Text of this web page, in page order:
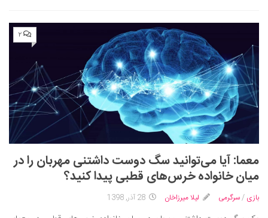
۲
معما: آیا می‌توانید سگ دوست داشتنی مهربان را در
میان خانواده خرس‌های قطبی پیدا کنید؟
بازی /سرگرمی لیلا میرزاخان 28 آذر, 1398